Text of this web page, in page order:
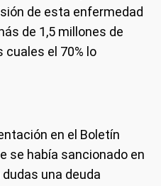
de esta enfermedad
de 1,5 millones de
cuales el 70% lo
en el Boletín
se había sancionado en
una deuda